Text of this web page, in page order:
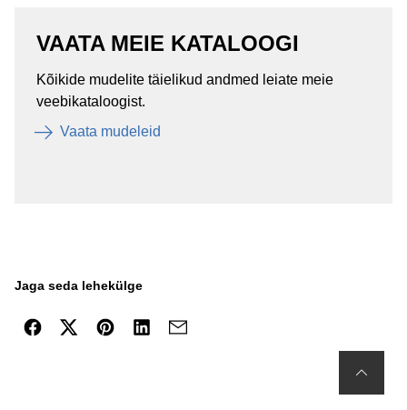
VAATA MEIE KATALOOGI
Kõikide mudelite täielikud andmed leiate meie
veebikataloogist.
Vaata mudeleid
Jaga seda lehekülge